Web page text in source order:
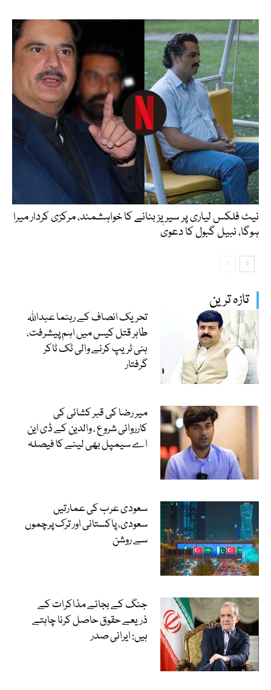
تازہ ترین
تحریک انصاف کے رہنما عبداللہ
طاہر قتل کیس میں اہم پیشرفت،
ہنی ٹریپ کرنے والی ٹک ٹاکر
گرفتار
میر رضا کی قبر کشائی کی
کارروائی شروع ، والدین کے ڈی این
اے سیمپل بھی لینے کا فیصلہ
سعودی عرب کی عمارتیں
سعودی، پاکستانی اور ترک پرچموں
سے روشن
جنگ کے بجائے مذاکرات کے
ذریعے حقوق حاصل کرنا چاہتے
ہیں: ایرانی صدر
نیٹ فلکس لیاری پر سیریز بنانے کا خواہشمند، مرکزی کردار میرا
ہوگا، نبیل گبول کا دعویٰ